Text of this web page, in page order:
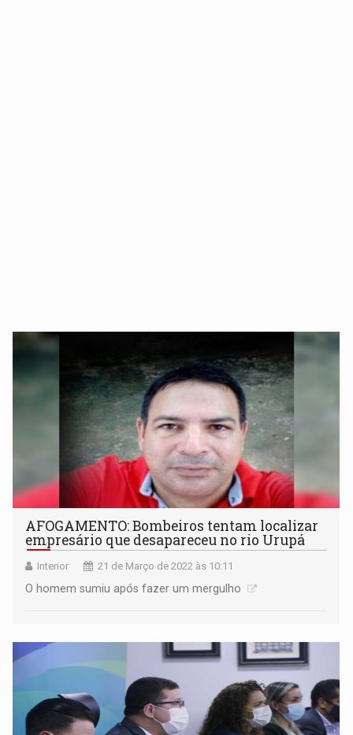
AFOGAMENTO: Bombeiros tentam localizar
empresário que desapareceu no rio Urupá
Interior 21 de Março de 2022 às 10:11
O homem sumiu após fazer um mergulho